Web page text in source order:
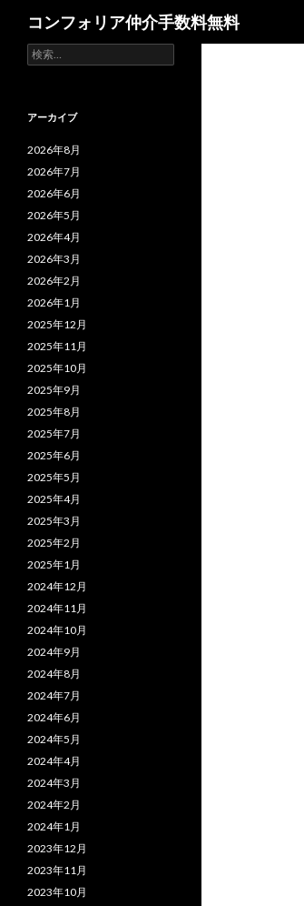
コンフォリア仲介手数料無料
検
索:
アーカイブ
2026年8月
2026年7月
2026年6月
2026年5月
2026年4月
2026年3月
2026年2月
2026年1月
2025年12月
2025年11月
2025年10月
2025年9月
2025年8月
2025年7月
2025年6月
2025年5月
2025年4月
2025年3月
2025年2月
2025年1月
2024年12月
2024年11月
2024年10月
2024年9月
2024年8月
2024年7月
2024年6月
2024年5月
2024年4月
2024年3月
2024年2月
2024年1月
2023年12月
2023年11月
2023年10月